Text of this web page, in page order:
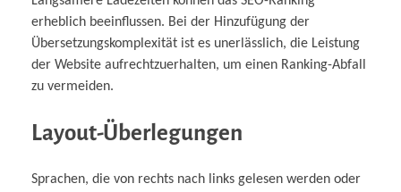
erheblich beeinflussen. Bei der Hinzufügung der
Übersetzungskomplexität ist es unerlässlich, die Leistung
der Website aufrechtzuerhalten, um einen Ranking-Abfall
zu vermeiden.
Layout-Überlegungen
Sprachen, die von rechts nach links gelesen werden oder